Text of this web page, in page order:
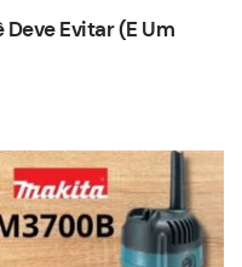
Evitar (E Um